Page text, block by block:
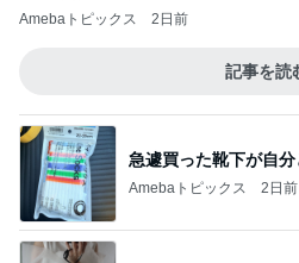
Amebaトピックス 2日前
それどこの？と聞かれ
Amebaトピックス 21時